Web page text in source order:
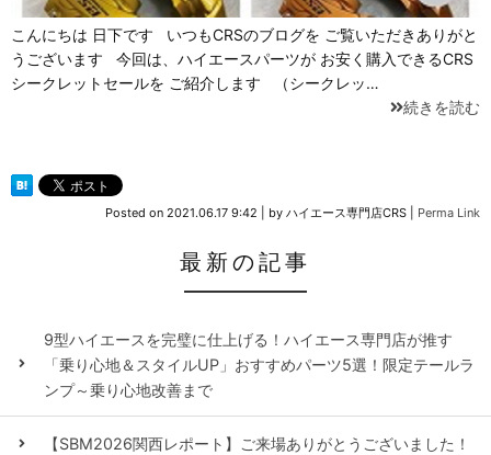
こんにちは 日下です いつもCRSのブログを ご覧いただきありがと
うございます 今回は、ハイエースパーツが お安く購入できるCRS
シークレットセールを ご紹介します （シークレッ…
続きを読む
Posted on 2021.06.17 9:42 by ハイエース専門店CRS Perma Link
最新の記事
9型ハイエースを完璧に仕上げる！ハイエース専門店が推す
「乗り心地＆スタイルUP」おすすめパーツ5選！限定テールラ
ンプ～乗り心地改善まで
【SBM2026関西レポート】ご来場ありがとうございました！